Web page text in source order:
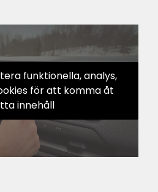
funktionella, analys,
för att komma åt
innehåll